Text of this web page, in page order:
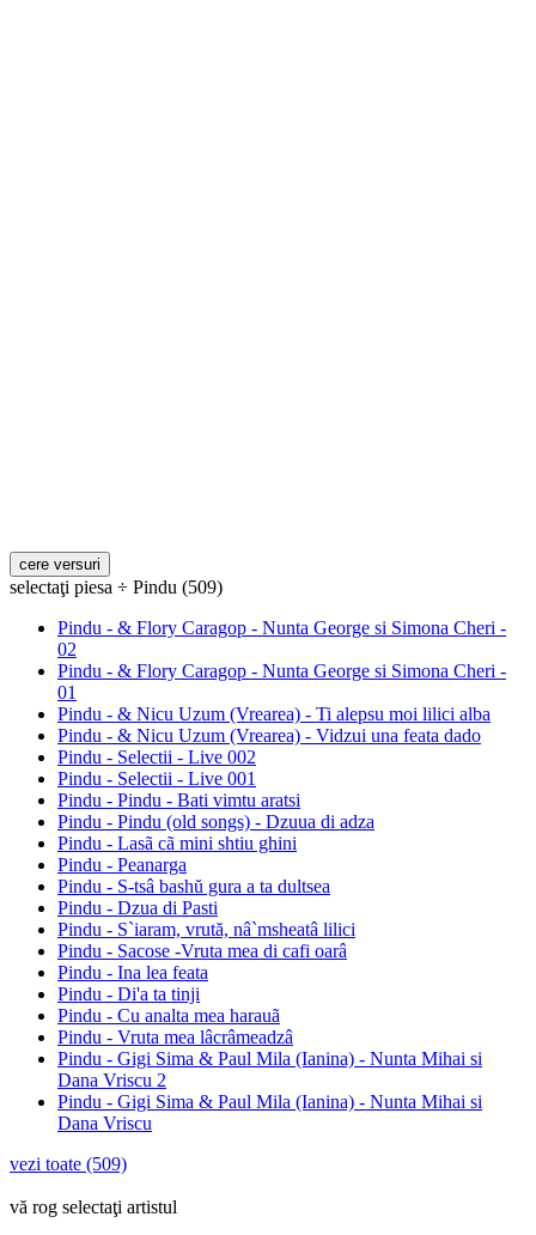
selectaţi piesa ÷ Pindu (509)
Pindu - & Flory Caragop - Nunta George si Simona Cheri -
02
Pindu - & Flory Caragop - Nunta George si Simona Cheri -
01
Pindu - & Nicu Uzum (Vrearea) - Ti alepsu moi lilici alba
Pindu - & Nicu Uzum (Vrearea) - Vidzui una feata dado
Pindu - Selectii - Live 002
Pindu - Selectii - Live 001
Pindu - Pindu - Bati vimtu aratsi
Pindu - Pindu (old songs) - Dzuua di adza
Pindu - Lasã cã mini shtiu ghini
Pindu - Peanarga
Pindu - S-tsâ bashŭ gura a ta dultsea
Pindu - Dzua di Pasti
Pindu - S`iaram, vrută, nâ`msheatâ lilici
Pindu - Sacose -Vruta mea di cafi oarâ
Pindu - Ina lea feata
Pindu - Di'a ta tinji
Pindu - Cu analta mea harauã
Pindu - Vruta mea lâcrâmeadzâ
Pindu - Gigi Sima & Paul Mila (Ianina) - Nunta Mihai si
Dana Vriscu 2
Pindu - Gigi Sima & Paul Mila (Ianina) - Nunta Mihai si
Dana Vriscu
vezi toate (509)
vă rog selectaţi artistul